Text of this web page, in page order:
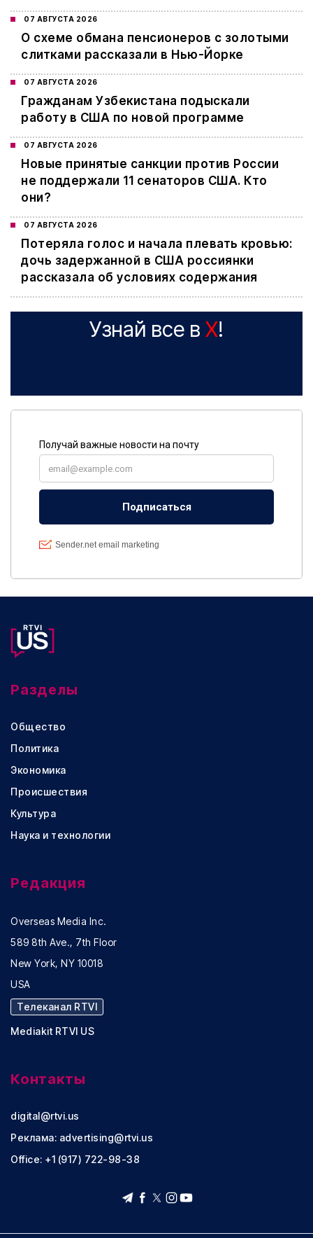
07 АВГУСТА 2026
О схеме обмана пенсионеров с золотыми
слитками рассказали в Нью-Йорке
07 АВГУСТА 2026
Гражданам Узбекистана подыскали
работу в США по новой программе
07 АВГУСТА 2026
Новые принятые санкции против России
не поддержали 11 сенаторов США. Кто
они?
07 АВГУСТА 2026
Потеряла голос и начала плевать кровью:
дочь задержанной в США россиянки
рассказала об условиях содержания
Узнай все в X!
Разделы
Общество
Политика
Экономика
Происшествия
Культура
Наука и технологии
Редакция
Overseas Media Inc.
589 8th Ave., 7th Floor
New York, NY 10018
USA
Телеканал RTVI
Mediakit RTVI US
Контакты
digital@rtvi.us
Реклама: advertising@rtvi.us
Office: +1 (917) 722-98-38